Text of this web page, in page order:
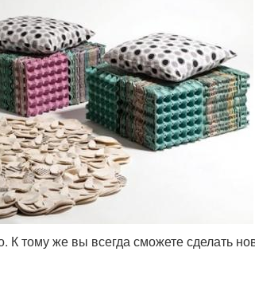
К тому же вы всегда сможете сделать